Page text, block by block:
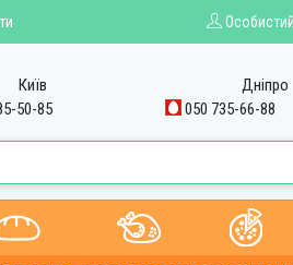
Київ
50-85
Дніпро
050 735-66-88